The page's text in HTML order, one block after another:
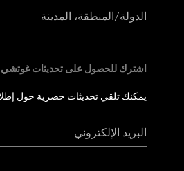
الدولة/المنطقة، المدينة
اشترك للحصول على تحديثات غوتشي
يمكنك تلقي تحديثات حصرية حول
البريد الإلكتروني